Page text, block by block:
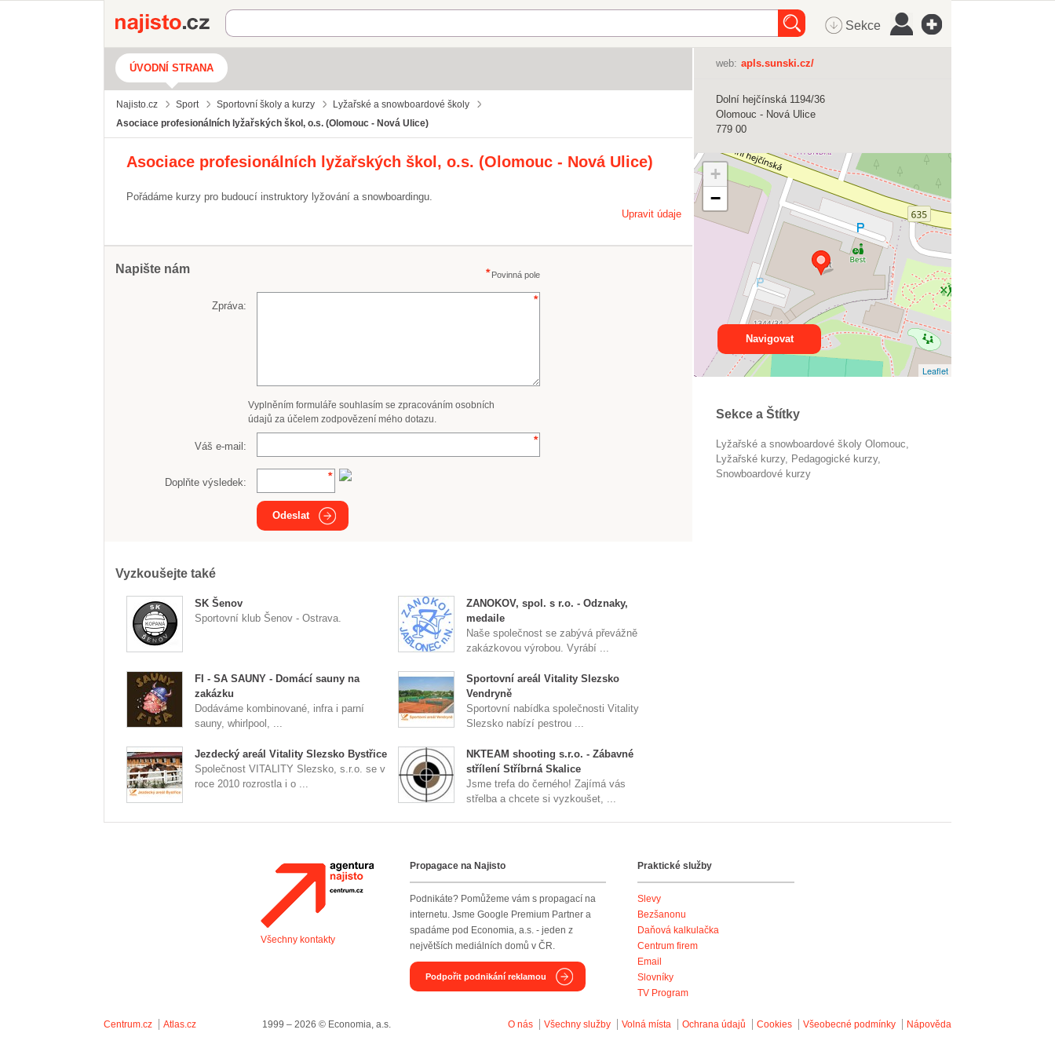
Najisto.cz Sekce
ÚVODNÍ STRANA
Najisto.cz Sport Sportovní školy a kurzy
Lyžařské a snowboardové školy
Asociace profesionálních lyžařských škol, o.s. (Olomouc - Nová Ulice)
Asociace profesionálních lyžařských škol, o.s. (Olomouc - Nová Ulice)
Pořádáme kurzy pro budoucí instruktory lyžování a snowboardingu.
Upravit údaje
Napište nám Povinná pole
Zpráva:
Vyplněním formuláře souhlasím se zpracováním osobních
údajů za účelem zodpovězení mého dotazu.
Váš e-mail:
Doplňte výsledek:
Odeslat
Vyzkoušejte také
SK Šenov
Sportovní klub Šenov - Ostrava.
ZANOKOV, spol. s r.o. - Odznaky,
medaile
Naše společnost se zabývá převážně
zakázkovou výrobou. Vyrábí ...
FI - SA SAUNY - Domácí sauny na
zakázku
Dodáváme kombinované, infra i parní
sauny, whirlpool, ...
Sportovní areál Vitality Slezsko
Vendryně
Sportovní nabídka společnosti Vitality
Slezsko nabízí pestrou ...
Jezdecký areál Vitality Slezsko Bystřice
Společnost VITALITY Slezsko, s.r.o. se v
roce 2010 rozrostla i o ...
NKTEAM shooting s.r.o. - Zábavné
střílení Stříbrná Skalice
Jsme trefa do černého! Zajímá vás
střelba a chcete si vyzkoušet, ...
web: apls.sunski.cz/
Dolní hejčínská 1194/36
Olomouc - Nová Ulice
779 00
+
−
Leaflet
Navigovat
Sekce a Štítky
Lyžařské a snowboardové školy Olomouc
lyžařské kurzy
pedagogické kurzy
snowboardové kurzy
Agentura Najisto
Všechny kontakty
Propagace na Najisto
Podnikáte? Pomůžeme vám s propagací na
internetu. Jsme Google Premium Partner a
spadáme pod Economia, a.s. - jeden z
největších mediálních domů v ČR.
Podpořit podnikání reklamou
Praktické služby
Slevy
Bezšanonu
Daňová kalkulačka
Centrum firem
Email
Slovníky
TV Program
Centrum.cz Atlas.cz 1999 – 2026 © Economia, a.s. O nás Všechny služby Volná místa Ochrana údajů Cookies Všeobecné podmínky Nápověda